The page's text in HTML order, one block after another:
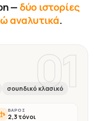
— δύο ιστορίες
αναλυτικά.
01
σουηδικό κλασικό
ΒΆΡΟΣ
2,3 τόνοι